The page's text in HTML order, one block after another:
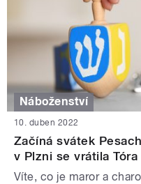
Náboženství
10. duben 2022
Začíná svátek
v Plzni se vrátila
Víte, co je maror a